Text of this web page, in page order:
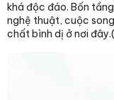
khá độc đáo. Bốn
nghệ thuật, cuộc
chất bình dị ở nơi